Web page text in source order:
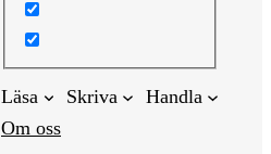
Läsa Skriva
Handla
Om oss